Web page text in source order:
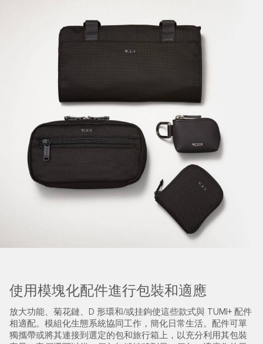
使用模塊化配件進行包裝和適應
放大功能、菊花鏈、D 形環和/或挂鉤使這些款式與 TUMI+ 配件
相適配。模組化生態系統協同工作，簡化日常生活。配件可單
獨攜帶或將其連接到選定的包和旅行箱上，以充分利用其包裝